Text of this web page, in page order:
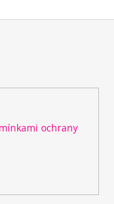
ochrany